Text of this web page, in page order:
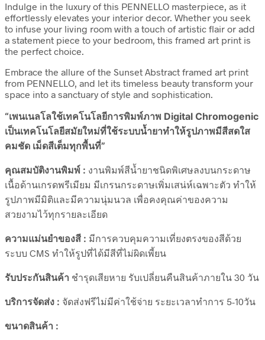
Indulge in the luxury of this PENNELLO masterpiece, as it
effortlessly elevates your interior decor. Whether you seek
to infuse your living room with a touch of artistic flair or add
a statement piece to your bedroom, this framed art print is
the perfect choice.
Embrace the allure of the Sunset Abstract framed art print
from PENNELLO, and let its timeless beauty transform your
space into a sanctuary of style and sophistication.
“เพนเนลโลใช้เทคโนโลยีการพิมพ์ภาพ Digital Chromogenic
เป็นเทคโนโลยีสมัยใหม่ที่ใช้ระบบน้ำยาทำให้รูปภาพมีสีสดใส
คมชัด เม็ดสีเต็มทุกพื้นที่”
คุณสมบัติงานพิมพ์ : งานพิมพ์สีน้ำยาชนิดพิเศษลงบนกระดาษ
เนื้อด้านเกรดพรีเมียม มีเกรนกระดาษเพิ่มเสน่ห์เฉพาะตัว ทำให้
รูปภาพมีมิติและมีความนุ่มนวล เพื่อคงคุณค่าของความ
สวยงามไว้ทุกรายละเอียด
ความแม่นยำของสี : มีการควบคุมความเที่ยงตรงของสีด้วย
ระบบ CMS ทำให้รูปที่ได้มีสีที่ไม่ผิดเพี้ยน
รับประกันสินค้า ชำรุดเสียหาย รับเปลี่ยนคืนสินค้าภายใน 30 วัน
บริการจัดส่ง : จัดส่งฟรีไม่มีค่าใช้จ่าย ระยะเวลาทำการ 5-10วัน
ขนาดสินค้า :